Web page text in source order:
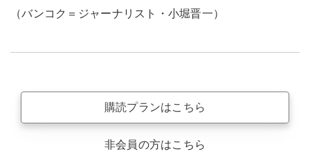
（バンコク＝ジャーナリスト・小堀晋一）
購読プランはこちら
非会員の方はこちら